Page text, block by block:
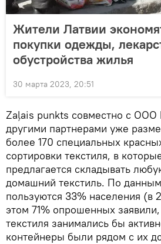
Жители Латвии
покупки одежды,
обустройства жилья
30 марта 2023, 20:51
Zaļais punkts совместно с ООО
другими партнерами уже
более 170 специальных
сортировки текстиля, в
предлагается складывать
домашний текстиль. По
пользуются 33% населения (в
этом 71% опрошенных
текстиля занимались бы
контейнеры были рядом с их